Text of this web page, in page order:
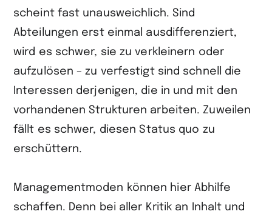
scheint fast unausweichlich. Sind
Abteilungen erst einmal ausdifferenziert,
wird es schwer, sie zu verkleinern oder
aufzulösen – zu verfestigt sind schnell die
Interessen derjenigen, die in und mit den
vorhandenen Strukturen arbeiten. Zuweilen
fällt es schwer, diesen Status quo zu
erschüttern.
Managementmoden können hier Abhilfe
schaffen. Denn bei aller Kritik an Inhalt und